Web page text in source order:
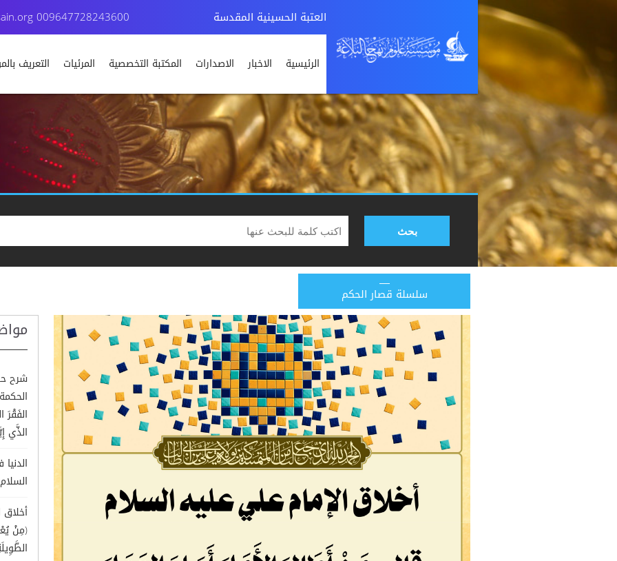
العتبة الحسينية المقدسة 009647728243600
الرئيسية الاخبار الاصدارات المكتبة التخصصية المرئيات التعريف
بحث
سلسلة قصار الحكم
شرح
الذَّي
أخلاق
(مِنْ